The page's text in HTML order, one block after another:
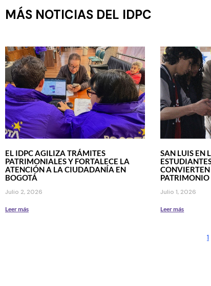
MÁS NOTICIAS DEL IDPC
EL IDPC AGILIZA TRÁMITES
PATRIMONIALES Y FORTALECE LA
ATENCIÓN A LA CIUDADANÍA EN
BOGOTÁ
Julio 2, 2026
Leer más
SAN LUIS EN
PATRIMONIO
Julio 1, 2026
Leer más
1